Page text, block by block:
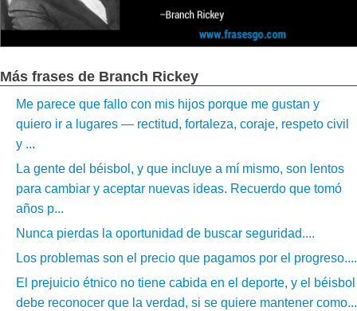
Más frases de Branch Rickey
Me parece que fallo con mis hijos porque me gustan y
quiero ir a lugares — rectitud, fortaleza, coraje, respeto civil
y ...
La gente del béisbol, y que incluye a mí mismo, son lentos
para cambiar y aceptar nuevas ideas. Recuerdo que tomó
años p...
Nunca pierdas la oportunidad de buscar seguridad....
Los problemas son el precio que pagamos por el progreso....
El prejuicio étnico no tiene cabida en el deporte, y el béisbol
debe reconocer que la verdad, si se quiere mantener como...